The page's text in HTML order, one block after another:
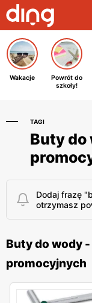
Wakacje
Powrót do
szkoły!
TAGI
Buty
Dodaj frazę
otrzymasz
Buty do wody
promocyjnych